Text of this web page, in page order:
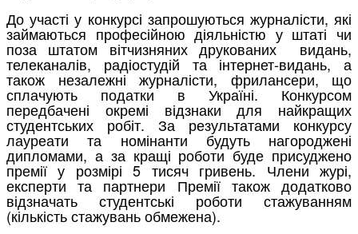
До участі у конкурсі запрошуються журналісти, які
займаються професійною діяльністю у штаті чи
поза штатом вітчизняних друкованих видань,
телеканалів, радіостудій та інтернет-видань, а
також незалежні журналісти, фрилансери, що
сплачують податки в Україні. Конкурсом
передбачені окремі відзнаки для найкращих
студентських робіт. За результатами конкурсу
лауреати та номінанти будуть нагороджені
дипломами, а за кращі роботи буде присуджено
премії у розмірі 5 тисяч гривень. Члени журі,
експерти та партнери Премії також додатково
відзначать студентські роботи стажуванням
(кількість стажувань обмежена).